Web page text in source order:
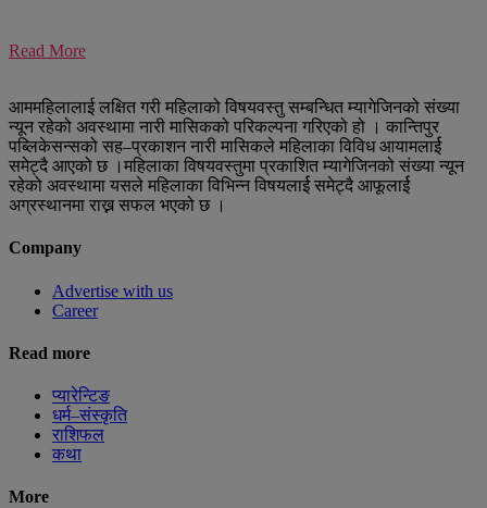
Read More
आममहिलालाई लक्षित गरी महिलाको विषयवस्तु सम्बन्धित म्यागेजिनको संख्या
न्यून रहेको अवस्थामा नारी मासिकको परिकल्पना गरिएको हो । कान्तिपुर
पब्लिकेसन्सको सह–प्रकाशन नारी मासिकले महिलाका विविध आयामलार्ई
समेट्दै आएको छ ।महिलाका विषयवस्तुमा प्रकाशित म्यागेजिनको संख्या न्यून
रहेको अवस्थामा यसले महिलाका विभिन्न विषयलार्ई समेट्दै आफूलार्ई
अग्रस्थानमा राख्न सफल भएको छ ।
Company
Advertise with us
Career
Read more
प्यारेन्टिङ
धर्म–संस्कृति
राशिफल
कथा
More